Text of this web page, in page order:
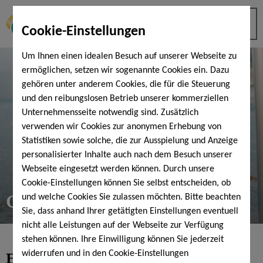
Cookie-Einstellungen
Um Ihnen einen idealen Besuch auf unserer Webseite zu
ermöglichen, setzen wir sogenannte Cookies ein. Dazu
gehören unter anderem Cookies, die für die Steuerung
und den reibungslosen Betrieb unserer kommerziellen
Unternehmensseite notwendig sind. Zusätzlich
verwenden wir Cookies zur anonymen Erhebung von
Statistiken sowie solche, die zur Ausspielung und Anzeige
personalisierter Inhalte auch nach dem Besuch unserer
Webseite eingesetzt werden können. Durch unsere
Cookie-Einstellungen können Sie selbst entscheiden, ob
und welche Cookies Sie zulassen möchten. Bitte beachten
Sie, dass anhand Ihrer getätigten Einstellungen eventuell
nicht alle Leistungen auf der Webseite zur Verfügung
stehen können. Ihre Einwilligung können Sie jederzeit
widerrufen und in den Cookie-Einstellungen
Gutschein-Shop
Entspannungpur verschenken